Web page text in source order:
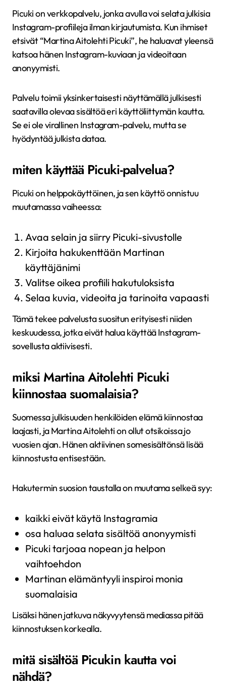
Picuki on verkkopalvelu, jonka avulla voi selata julkisia
Instagram-profiileja ilman kirjautumista. Kun ihmiset
etsivät “Martina Aitolehti Picuki”, he haluavat yleensä
katsoa hänen Instagram-kuviaan ja videoitaan
anonyymisti.
Palvelu toimii yksinkertaisesti näyttämällä julkisesti
saatavilla olevaa sisältöä eri käyttöliittymän kautta.
Se ei ole virallinen Instagram-palvelu, mutta se
hyödyntää julkista dataa.
miten käyttää Picuki-palvelua?
Picuki on helppokäyttöinen, ja sen käyttö onnistuu
muutamassa vaiheessa:
Avaa selain ja siirry Picuki-sivustolle
Kirjoita hakukenttään Martinan
käyttäjänimi
Valitse oikea profiili hakutuloksista
Selaa kuvia, videoita ja tarinoita vapaasti
Tämä tekee palvelusta suositun erityisesti niiden
keskuudessa, jotka eivät halua käyttää Instagram-
sovellusta aktiivisesti.
miksi Martina Aitolehti Picuki
kiinnostaa suomalaisia?
Suomessa julkisuuden henkilöiden elämä kiinnostaa
laajasti, ja Martina Aitolehti on ollut otsikoissa jo
vuosien ajan. Hänen aktiivinen somesisältönsä lisää
kiinnostusta entisestään.
Hakutermin suosion taustalla on muutama selkeä syy:
kaikki eivät käytä Instagramia
osa haluaa selata sisältöä anonyymisti
Picuki tarjoaa nopean ja helpon
vaihtoehdon
Martinan elämäntyyli inspiroi monia
suomalaisia
Lisäksi hänen jatkuva näkyvyytensä mediassa pitää
kiinnostuksen korkealla.
mitä sisältöä Picukin kautta voi
nähdä?